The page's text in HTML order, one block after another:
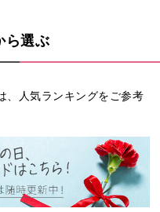
ら選ぶ
、人気ランキングをご参考